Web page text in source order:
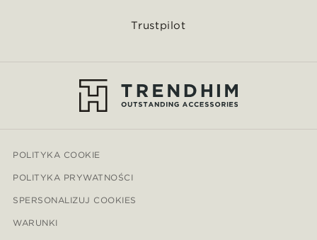
Trustpilot
POLITYKA COOKIE
POLITYKA PRYWATNOŚCI
SPERSONALIZUJ COOKIES
WARUNKI